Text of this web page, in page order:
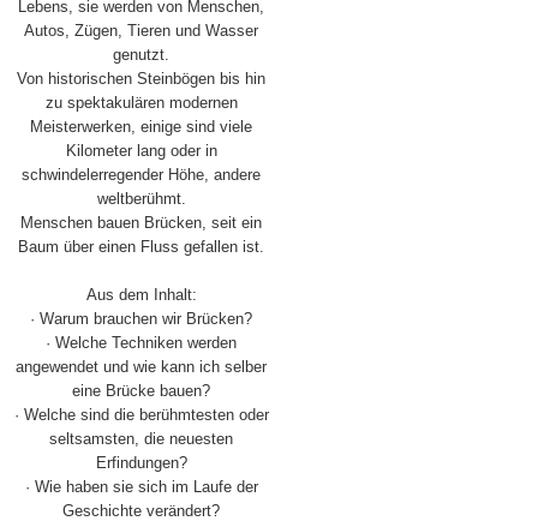
Lebens, sie werden von Menschen,
Autos, Zügen, Tieren und Wasser
genutzt.
Von historischen Steinbögen bis hin
zu spektakulären modernen
Meisterwerken, einige sind viele
Kilometer lang oder in
schwindelerregender Höhe, andere
weltberühmt.
Menschen bauen Brücken, seit ein
Baum über einen Fluss gefallen ist.
Aus dem Inhalt:
· Warum brauchen wir Brücken?
· Welche Techniken werden
angewendet und wie kann ich selber
eine Brücke bauen?
· Welche sind die berühmtesten oder
seltsamsten, die neuesten
Erfindungen?
· Wie haben sie sich im Laufe der
Geschichte verändert?